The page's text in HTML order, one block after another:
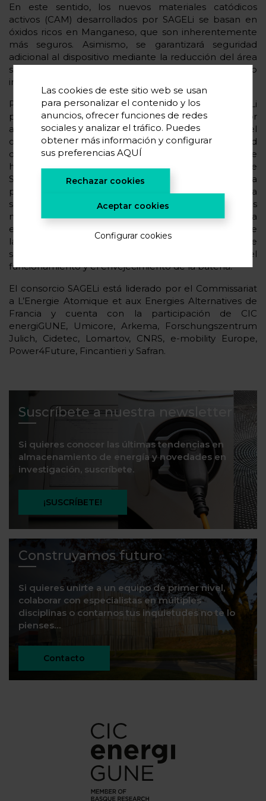
En este sentido, los nuevos materiales catódicos
activos (CAM) desarrollados por SAGELi se basan en
óxidos ricos en Manganeso, que son inherentemente
más seguros. Asimismo, se garantizará seguridad
adicional al dispositivo mediante la reducción del área
superficial activa de los CAM y un recubrimiento
innovador.
Por su parte, los aglutinantes más seguros de SAGELi
persiguen una mejor adhesión, un menor
abultamiento y una mejor procesabilidad, con el
objetivo de prevenir problemas de seguridad
derivados del agrietamiento y la falta de
homogeneidad. Asimismo, los electrolitos ignífugos de
SAGELi buscan estabilidad a alto voltaje. Además, la
prueba térmica instantánea de SAGELi predecirá la
seguridad con tan solo unos gramos de nuevos
materiales, eliminando la necesidad de aumentar la
escala para determinarla. De hecho, está previsto que
la herramienta de predicción temprana del estado de
seguridad de SAGELi prediga el nivel EUCAR durante el
funcionamiento y el envejecimiento de la batería.
El consorcio SAGELi está liderado por el Commissariat
a L’Energie Atomique et aux Energies Alternatives de
Francia y cuenta con la participación de CIC
energiGUNE, Umicore, Arkema, Forschungszentrum
Julich, Cidetec, Lomartov, CNRS, e-mobility Europe,
Power4Future, Fincantieri y Safran.
Suscríbete a nuestra newsletter
Si quieres conocer las últimas tendencias en
almacenamiento de energía y novedades en
investigación, suscríbete.
¡SUSCRÍBETE!
Construyamos futuro
Si quieres unirte a un equipo de primer nivel,
colaborar con especialistas en múltiples
disciplinas o contarnos tus inquietudes no te lo
pienses…
Contacto
Las cookies de este sitio web se usan
para personalizar el contenido y los
anuncios, ofrecer funciones de redes
sociales y analizar el tráfico. Puedes
obtener más información y configurar
sus preferenciasAQUÍ
Rechazar cookies
Aceptar cookies
Configurar cookies